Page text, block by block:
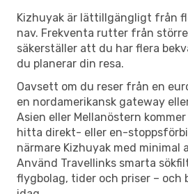
Kizhuyak är lättillgängligt från
nav. Frekventa rutter från
säkerställer att du har flera
du planerar din resa.
Oavsett om du reser från en
en nordamerikansk gateway
Asien eller Mellanöstern
hitta direkt- eller en-
närmare Kizhuyak med minimal
Använd Travellinks smarta
flygbolag, tider och priser – och